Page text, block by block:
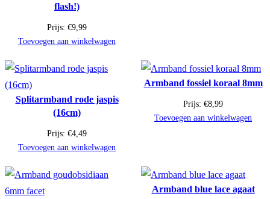
flash!)
Prijs: €9,99
Toevoegen aan winkelwagen
Splitarmband rode jaspis
(16cm)
Prijs: €4,49
Toevoegen aan winkelwagen
Armband fossiel koraal 8mm
Prijs: €8,99
Toevoegen aan winkelwagen
Armband blue lace agaat